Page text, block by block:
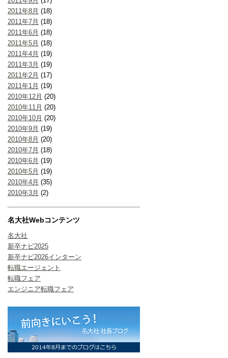
2011年8月 (18)
2011年7月 (18)
2011年6月 (18)
2011年5月 (18)
2011年4月 (19)
2011年3月 (19)
2011年2月 (17)
2011年1月 (19)
2010年12月 (20)
2010年11月 (20)
2010年10月 (20)
2010年9月 (19)
2010年8月 (20)
2010年7月 (18)
2010年6月 (19)
2010年5月 (19)
2010年4月 (35)
2010年3月 (2)
名大社Webコンテンツ
名大社
新卒ナビ2025
新卒ナビ2026インターン
転職エージェント
転職フェア
エンジニア転職フェア